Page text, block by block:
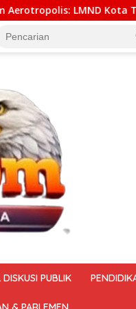
Mendorong
PUBLIK